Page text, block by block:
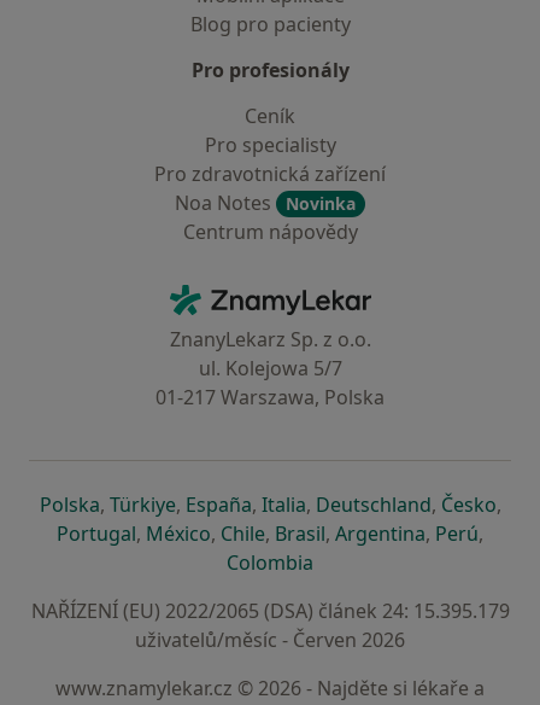
Blog pro pacienty
Pro profesionály
Ceník
Pro specialisty
Pro zdravotnická zařízení
Noa Notes
Novinka
Centrum nápovědy
ZnamyLekar - Hlavní stránka
ZnanyLekarz Sp. z o.o.
ul. Kolejowa 5/7
01-217 Warszawa, Polska
Polskase otevře v nové záložce
, Türkiyese otevře v nové záložce
, Españase otevře v nové záložce
, Italiase otevře v nové záložce
, Deutschlandse otevře v
, Českose
,
Portugalse otevře v nové záložce
, Méxicose otevře v nové záložce
, Chilese otevře v nové záložce
, Brasilse otevře v nové
, Argentinase otevře v
, Perúse
,
Colombia
NAŘÍZENÍ (EU) 2022/2065 (DSA) článek 24: 15.395.179
uživatelů/měsíc - Červen 2026
www.znamylekar.cz © 2026 - Najděte si lékaře a